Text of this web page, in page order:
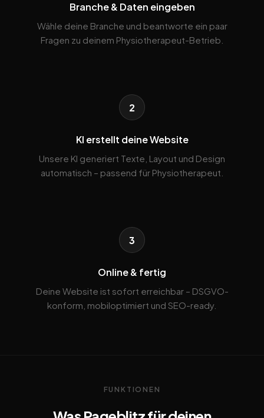
Branche & Daten eingeben
Wähle deine Branche und beantworte ein paar
Fragen zu deinem Physiotherapeut-Betrieb.
2
KI erstellt deine Website
Unsere KI generiert Texte, Layout und Design
automatisch – passend für Physiotherapeut.
3
Online & fertig
Deine Website ist sofort erreichbar – DSGVO-
konform, mobiloptimiert und SEO-ready.
FUNKTIONEN